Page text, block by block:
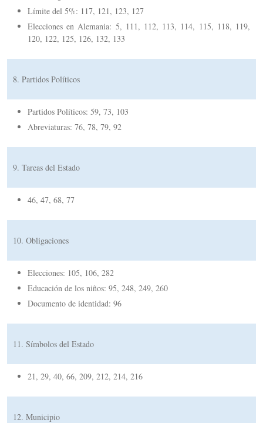
Límite del 5%: 117, 121, 123, 127
Elecciones en Alemania: 5, 111, 112, 113, 114, 115, 118, 119,
120, 122, 125, 126, 132, 133
8. Partidos Políticos
Partidos Políticos: 59, 73, 103
Abreviaturas: 76, 78, 79, 92
9. Tareas del Estado
46, 47, 68, 77
10. Obligaciones
Elecciones: 105, 106, 282
Educación de los niños: 95, 248, 249, 260
Documento de identidad: 96
11. Símbolos del Estado
21, 29, 40, 66, 209, 212, 214, 216
12. Municipio